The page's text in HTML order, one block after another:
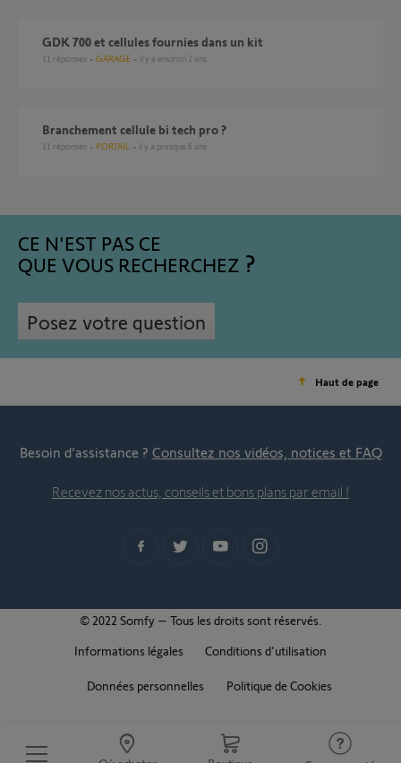
GDK 700 et cellules fournies dans un kit
11 réponses GARAGE il y a environ 2 ans
branchement cellule bi tech pro ?
11 réponses PORTAIL il y a presque 6 ans
CE N'EST PAS CE
QUE VOUS RECHERCHEZ
Posez votre question
Haut de page
Besoin d’assistance ? Consultez nos vidéos, notices et FAQ
Recevez nos actus, conseils et bons plans par email !
© 2022 Somfy – Tous les droits sont réservés.
Informations légales
Conditions d'utilisation
Données personnelles Politique de Cookies